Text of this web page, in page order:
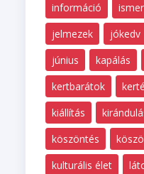
információ
jelmezek
jókedv
június
kapálás
kertbarátok
kiállítás
köszöntés
kulturális élet